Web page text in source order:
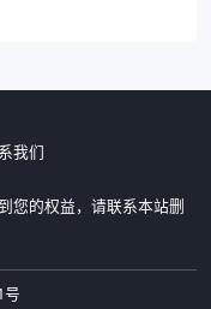
我们
您的权益，请联系本站删
号